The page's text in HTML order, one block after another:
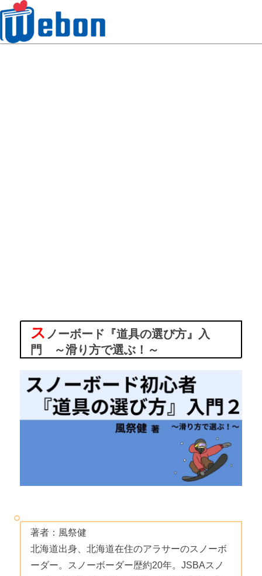
スノーボード『道具の選び方』入
門 ～滑り方で選ぶ！～
著者：風祭健
北海道出身、北海道在住のアラサーのスノーボ
ーダー。スノーボーダー歴約20年。JSBAスノ